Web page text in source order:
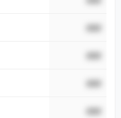
###
###
###
###